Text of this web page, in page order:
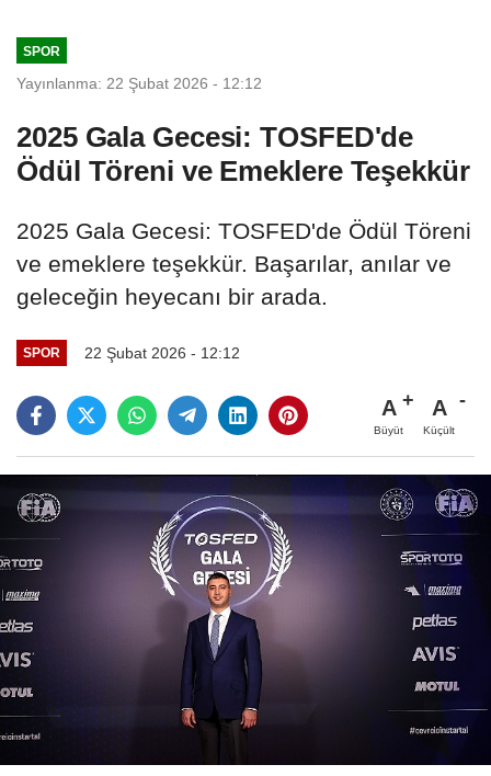
SPOR
Yayınlanma: 22 Şubat 2026 - 12:12
2025 Gala Gecesi: TOSFED'de
Ödül Töreni ve Emeklere Teşekkür
2025 Gala Gecesi: TOSFED'de Ödül Töreni
ve emeklere teşekkür. Başarılar, anılar ve
geleceğin heyecanı bir arada.
SPOR 22 Şubat 2026 - 12:12
A
Büyüt
A
Küçült